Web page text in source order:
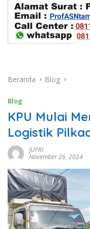
Beranda Blog
Blog
KPU Mulai
Logistik
JUPRI
November 26, 2024